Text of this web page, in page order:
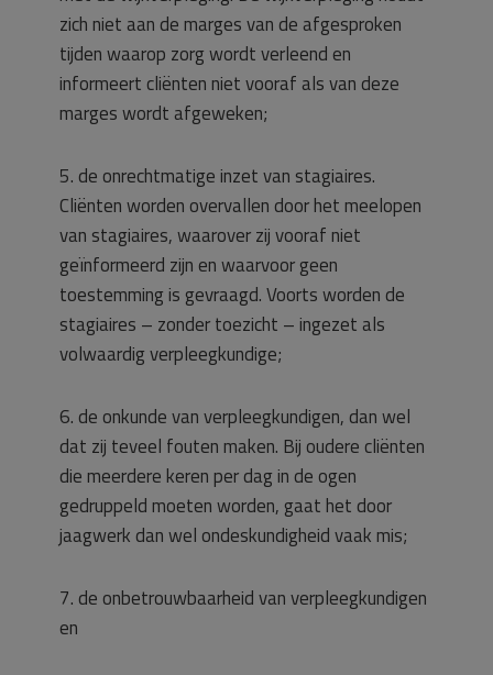
zich niet aan de marges van de afgesproken
tijden waarop zorg wordt verleend en
informeert cliënten niet vooraf als van deze
marges wordt afgeweken;
5. de onrechtmatige inzet van stagiaires.
Cliënten worden overvallen door het meelopen
van stagiaires, waarover zij vooraf niet
geïnformeerd zijn en waarvoor geen
toestemming is gevraagd. Voorts worden de
stagiaires – zonder toezicht – ingezet als
volwaardig verpleegkundige;
6. de onkunde van verpleegkundigen, dan wel
dat zij teveel fouten maken. Bij oudere cliënten
die meerdere keren per dag in de ogen
gedruppeld moeten worden, gaat het door
jaagwerk dan wel ondeskundigheid vaak mis;
7. de onbetrouwbaarheid van verpleegkundigen
en